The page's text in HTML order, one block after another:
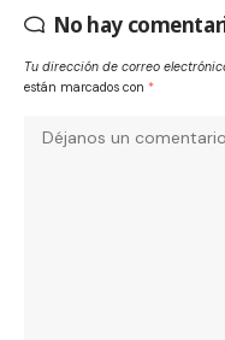
No hay
Tu dirección de correo
están marcados con *